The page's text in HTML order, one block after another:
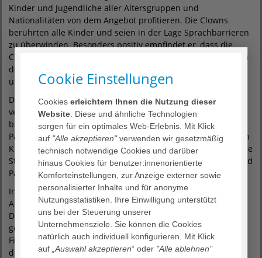
Kinder und Jugendliche aller Altersgruppen und
Nationalitäten von dem Angebot profitieren. Die Clowns
berührten alle Kinder und seien in der Lage Sprachbarrieren
zu überwinden. Besonders positiv empfindet er, dass die
Clowns sich auch selbst berühren lassen, von dem was sie in
der Klinik erleben: „Das macht sie so authentisch und
überzeugend.“
Die beiden Clowninnen von den Bremer Klinikclowns
verfügen über einen großen Schatz an Erfahrungen und
begleiten die Kinder mit Musik, Zauberei, Jonglage,
Pantomime oder Tanz, auch individuell am Bett. So verfliegen
Kummer und traurige Gedanken, und die positive, humorvolle
Stimmung stärkt das Immunsystem der kleinen Patienten und
Patientinnen.
In Krisenzeit wie diesen, wird es schwerer ein solches
Angebot zu finanzieren, weiß Lars Wißmann, Theologischer
Direktor im Diakonieklinikum. Nur jeder zweiten Kinderklinik
gelingt die Finanzierung in Deutschland. Eine reguläre
Finanzierung steht nicht zur Verfügung. „Daher danken wir
den LEAs ganz herzlich!“ Weitere Spenden für die
Cookie Einstellungen
Cookieserleichtern Ihnen die Nutzung dieser
Website . Diese und ähnliche Technologien
sorgen für ein optimales Web-Erlebnis. Mit Klick
auf "Alle akzeptieren"verwenden wir gesetzmäßig
technisch notwendige Cookies und darüber
hinaus Cookies für benutzer:innenorientierte
Komforteinstellungen, zur Anzeige externer sowie
personalisierter Inhalte und für anonyme
Nutzungsstatistiken. Ihre Einwilligung unterstützt
uns bei der Steuerung unserer
Unternehmensziele. Sie können die Cookies
natürlich auch individuell konfigurieren. Mit Klick
auf „Auswahl akzeptieren“ oder "Alle ablehnen"